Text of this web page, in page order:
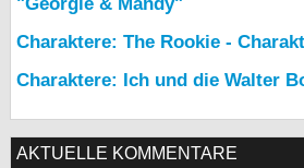
Charaktere: The Rookie -
Charaktere: Ich und die Walter
AKTUELLE KOMMENTARE